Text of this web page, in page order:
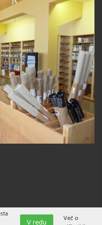
V redu
Več o